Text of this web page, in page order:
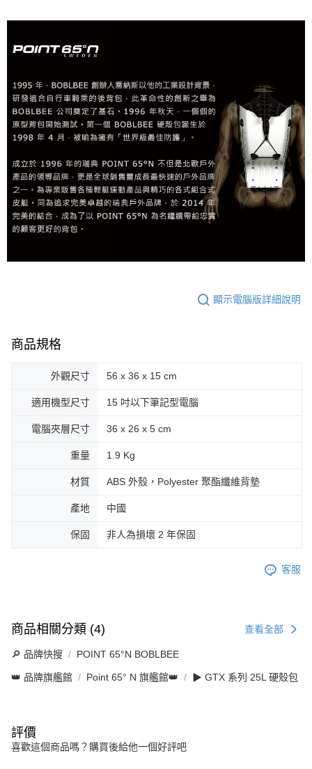
顯示電腦版詳細說明
商品規格
外觀尺寸 56 x 36 x 15 cm
適用機型尺寸 15 吋以下筆記型電腦
電腦夾層尺寸 36 x 26 x 5 cm
重量 1.9 Kg
材質 ABS 外殼，Polyester 聚酯纖維背墊
產地 中國
保固 非人為損壞 2 年保固
客服
商品相關分類 (4) 查看全部
🔎 品牌快搜 POINT 65°N BOBLBEE
👑 品牌旗艦館 Point 65° N 旗艦館👑 ▶ GTX 系列 25L 硬殼包
評價
喜歡這個商品嗎？購買後給他一個好評吧